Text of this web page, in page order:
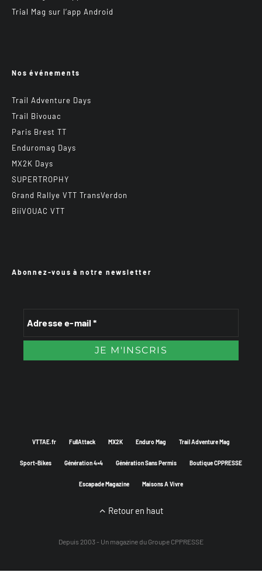
Trial Mag sur l’app Android
Nos événements
Trail Adventure Days
Trail Bivouac
Paris Brest TT
Enduromag Days
MX2K Days
SUPERTROPHY
Grand Rallye VTT TransVerdon
BiiVOUAC VTT
Abonnez-vous à notre newsletter
VTTAE.fr FullAttack MX2K Enduro Mag Trail Adventure Mag
Sport-Bikes Génération 4×4 Génération Sans Permis Boutique CPPRESSE
Escapade Magazine Maisons A Vivre
Retour en haut
Depuis 2003 - Un magazine du Groupe CPPRESSE